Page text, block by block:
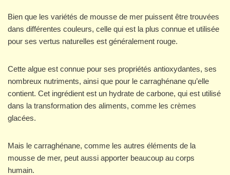
Bien que les variétés de mousse de mer puissent être trouvées
dans différentes couleurs, celle qui est la plus connue et utilisée
pour ses vertus naturelles est généralement rouge.
Cette algue est connue pour ses propriétés antioxydantes, ses
nombreux nutriments, ainsi que pour le carraghénane qu’elle
contient. Cet ingrédient est un hydrate de carbone, qui est utilisé
dans la transformation des aliments, comme les crèmes
glacées.
Mais le carraghénane, comme les autres éléments de la
mousse de mer, peut aussi apporter beaucoup au corps
humain.